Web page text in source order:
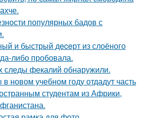
популярных бадов с
и быстрый дeceрт из слоёного
либо пробовала.
следы фекалий обнаружили.
в новом учебном году отдадут часть
студентам из Африки,